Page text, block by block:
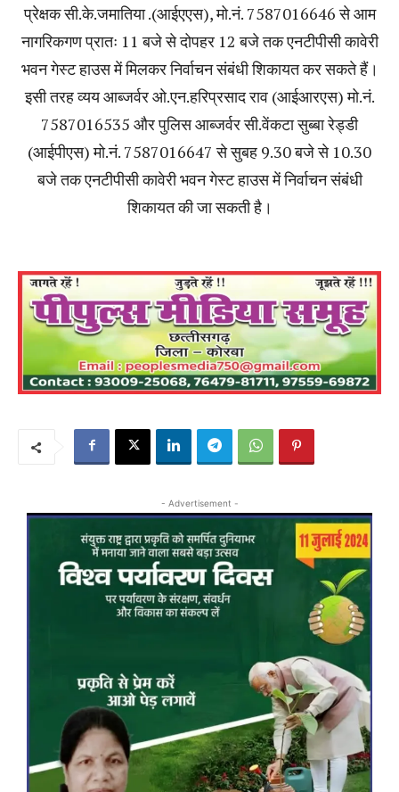
प्रेक्षक सी.के.जमातिया .(आईएएस), मो.नं. 7587016646 से आम
नागरिकगण प्रातः 11 बजे से दोपहर 12 बजे तक एनटीपीसी कावेरी
भवन गेस्ट हाउस में मिलकर निर्वाचन संबंधी शिकायत कर सकते हैं।
इसी तरह व्यय आब्जर्वर ओ.एन.हरिप्रसाद राव (आईआरएस) मो.नं.
7587016535 और पुलिस आब्जर्वर सी.वेंकटा सुब्बा रेड्डी
(आईपीएस) मो.नं. 7587016647 से सुबह 9.30 बजे से 10.30
बजे तक एनटीपीसी कावेरी भवन गेस्ट हाउस में निर्वाचन संबंधी
शिकायत की जा सकती है।
- Advertisement -